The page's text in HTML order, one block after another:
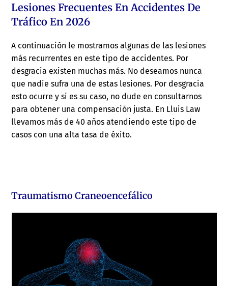
Lesiones Frecuentes En Accidentes De
Tráfico En 2026
A continuación le mostramos algunas de las lesiones
más recurrentes en este tipo de accidentes. Por
desgracia existen muchas más. No deseamos nunca
que nadie sufra una de estas lesiones. Por desgracia
esto ocurre y si es su caso, no dude en consultarnos
para obtener una compensación justa. En Lluis Law
llevamos más de 40 años atendiendo este tipo de
casos con una alta tasa de éxito.
Traumatismo Craneoencefálico